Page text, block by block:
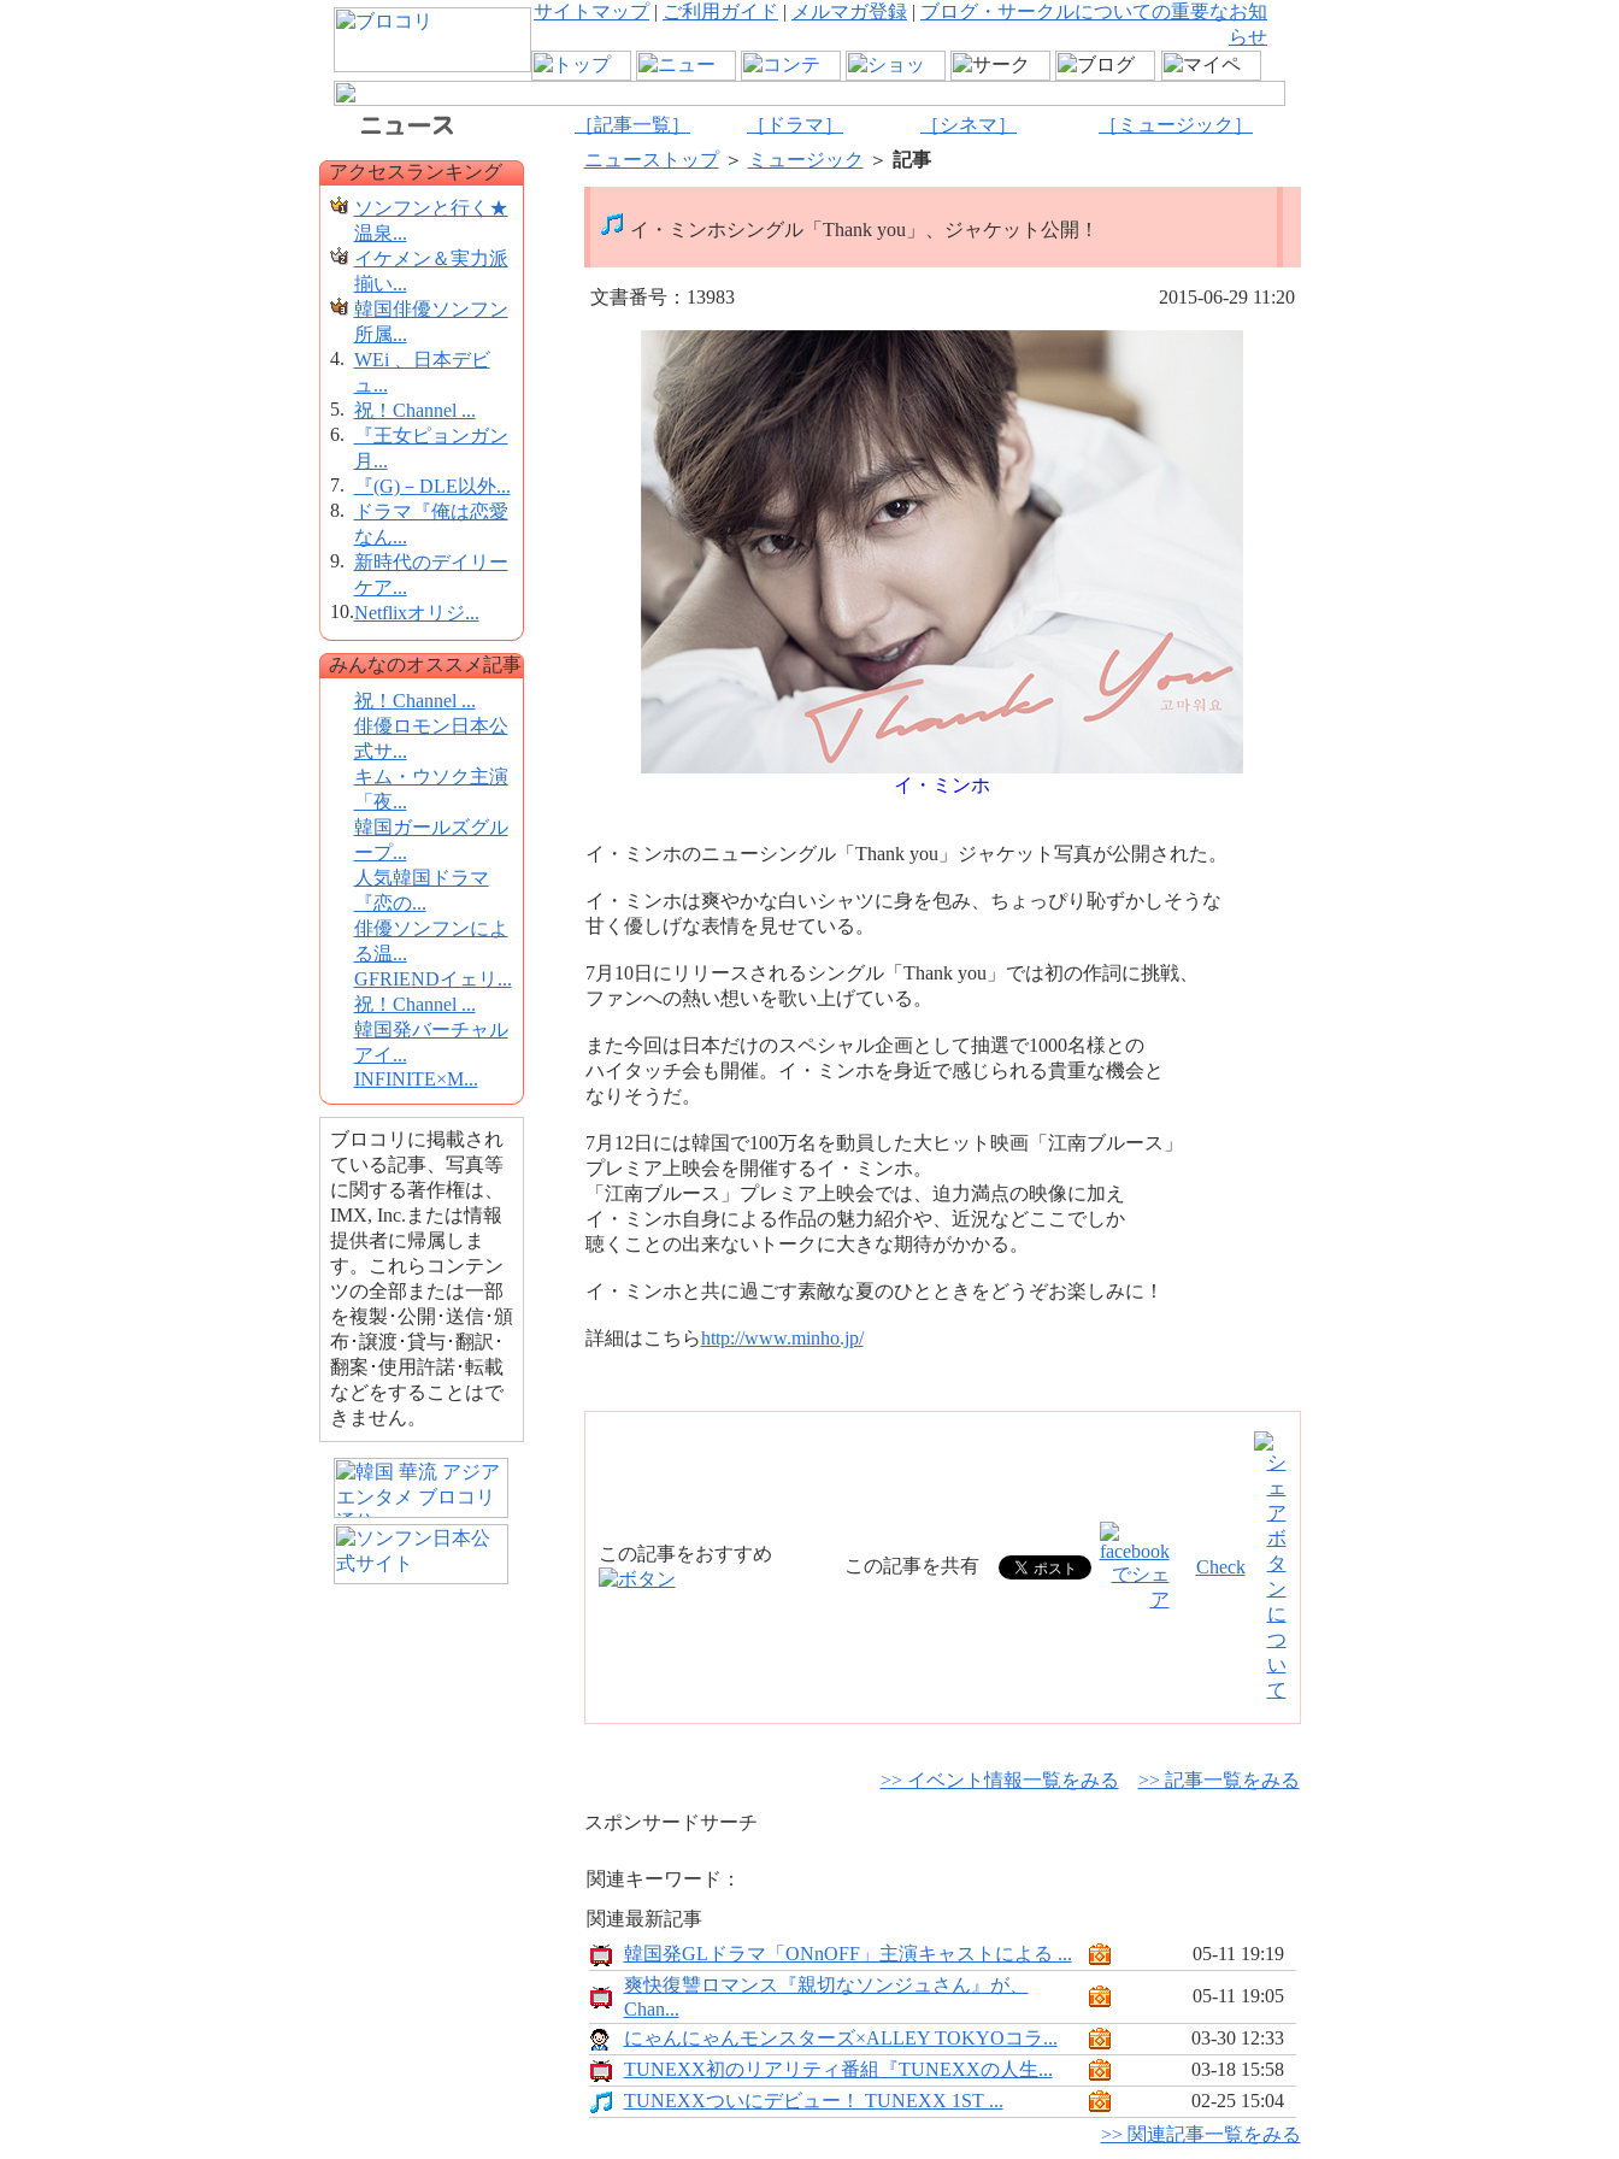
サイトマップ| ご利用ガイド | メルマガ登録 | ブログ・サークルについての重要なお知
らせ
［記事一覧］ ［ドラマ］ ［シネマ］ ［ミュージック］
アクセスランキング
ソンフンと行く★
温泉...
イケメン＆実力派
揃い...
韓国俳優ソンフン
所属...
4. WEi 、日本デビ
ュ...
5. 祝！Channel ...
6.
『王女ピョンガン
月...
7.
『(G)－DLE以外...
8.
ドラマ『俺は恋愛
なん...
9. 新時代のデイリー
ケア...
10.Netflixオリジ...
みんなのオススメ記事
祝！Channel ...
俳優ロモン日本公
式サ...
キム・ウソク主演
「夜...
韓国ガールズグル
ープ...
人気韓国ドラマ
『恋の...
俳優ソンフンによ
る温...
GFRIENDイェリ...
祝！Channel ...
韓国発バーチャル
アイ...
INFINITE×M...
ブロコリに掲載され
ている記事、写真等
に関する著作権は、
IMX, Inc.または情報
提供者に帰属しま
す。これらコンテン
ツの全部または一部
を複製･公開･送信･頒
布･譲渡･貸与･翻訳･
翻案･使用許諾･転載
などをすることはで
きません。
ニューストップ＞ ミュージック ＞ 記事
イ・ミンホシングル「Thank you」、ジャケット公開！
文書番号：13983 2015-06-29 11:20
イ・ミンホ
イ・ミンホのニューシングル「Thank you」ジャケット写真が公開された。
イ・ミンホは爽やかな白いシャツに身を包み、ちょっぴり恥ずかしそうな
甘く優しげな表情を見せている。
7月10日にリリースされるシングル「Thank you」では初の作詞に挑戦、
ファンへの熱い想いを歌い上げている。
また今回は日本だけのスペシャル企画として抽選で1000名様との
ハイタッチ会も開催。イ・ミンホを身近で感じられる貴重な機会と
なりそうだ。
7月12日には韓国で100万名を動員した大ヒット映画「江南ブルース」
プレミア上映会を開催するイ・ミンホ。
「江南ブルース」プレミア上映会では、迫力満点の映像に加え
イ・ミンホ自身による作品の魅力紹介や、近況などここでしか
聴くことの出来ないトークに大きな期待がかかる。
イ・ミンホと共に過ごす素敵な夏のひとときをどうぞお楽しみに！
詳細はこちらhttp://www.minho.jp/
この記事をおすすめ
この記事を共有 Check
>> イベント情報一覧をみる >> 記事一覧をみる
スポンサードサーチ
関連キーワード：
関連最新記事
韓国発GLドラマ「ONnOFF」主演キャストによる ...
05-11 19:19
爽快復讐ロマンス『親切なソンジュさん』が、
Chan...
05-11 19:05
にゃんにゃんモンスターズ×ALLEY TOKYOコラ...
03-30 12:33
TUNEXX初のリアリティ番組『TUNEXXの人生...
03-18 15:58
TUNEXXついにデビュー！ TUNEXX 1ST ...
02-25 15:04
>> 関連記事一覧をみる